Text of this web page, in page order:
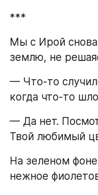
***
Мы с Ирой
землю, не
— Что-то
когда что-то
— Да нет.
Твой любимый
На зеленом
нежное